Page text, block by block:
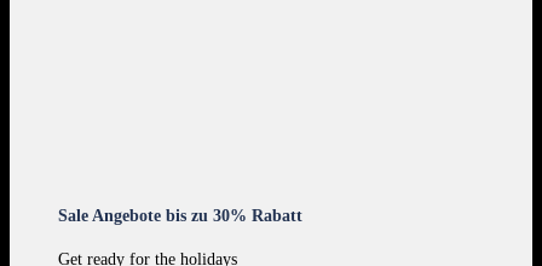
Sale Angebote bis zu 30% Rabatt
Get ready for the holidays